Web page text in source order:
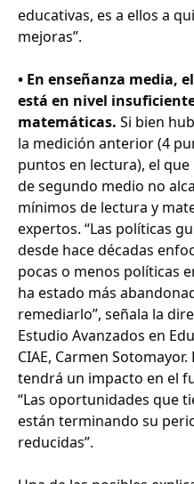
educativas, es a ellos a
mejoras”.
• En enseñanza media,
está en nivel
matemáticas. Si bien
la medición anterior (4
puntos en lectura), el
de segundo medio no
mínimos de lectura y
expertos. “Las políticas
desde hace décadas
pocas o menos políticas
ha estado más
remediarlo”, señala la
Estudio Avanzados en
CIAE, Carmen
tendrá un impacto en el
“Las oportunidades que
están terminando su
reducidas”.